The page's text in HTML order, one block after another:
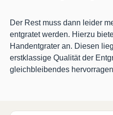
Der Rest muss dann leider
entgratet werden. Hierzu
Handentgrater an. Diesen
erstklassige Qualität der
gleichbleibendes